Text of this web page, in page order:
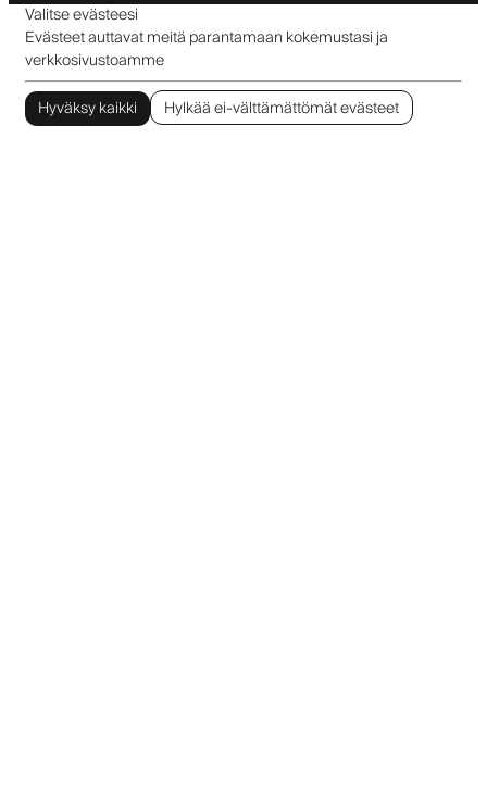
Valitse evästeesi
Evästeet auttavat meitä parantamaan kokemustasi ja
verkkosivustoamme
Hyväksy kaikki
Hylkää ei-välttämättömät evästeet